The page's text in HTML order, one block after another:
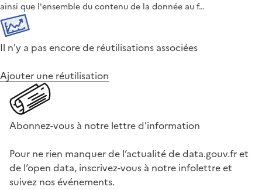
ainsi que l'ensemble du contenu de la donnée au f…
Il n'y a pas encore de réutilisations associées
Ajouter une réutilisation
Abonnez-vous à notre lettre d'information
Pour ne rien manquer de l’actualité de data.gouv.fr et
de l’open data, inscrivez-vous à notre infolettre et
suivez nos événements.